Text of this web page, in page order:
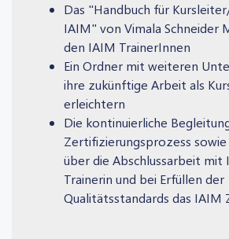
Das "Handbuch für
IAIM" von Vimala Schneider
den IAIM TrainerInnen
Ein Ordner mit weiteren
ihre zukünftige Arbeit als
erleichtern
Die kontinuierliche
Zertifizierungsprozess sowie
über die Abschlussarbeit mit
Trainerin und bei Erfüllen der
Qualitätsstandards das IAIM